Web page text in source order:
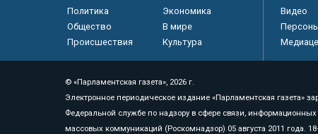
Политика
Экономика
Общество
В мире
Происшествия
Культура
Видео
© «Парламентская газета», 2026 г.
Электронное периодическое издание «Парламентская газета»
Федеральной службе по надзору в сфере связи, информационных
массовых коммуникаций (Роскомнадзор) 05 августа 2011 года.